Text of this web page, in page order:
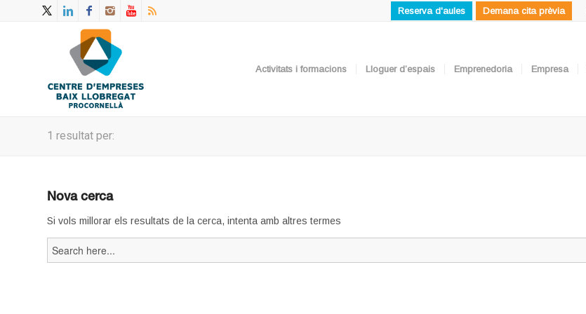
Reserva d'aules Demana cita prèvia
Activitats i formacions Lloguer d’espais Emprenedoria Empresa
1 resultat per:
Nova cerca
Si vols millorar els resultats de la cerca, intenta amb altres termes
Search
for: